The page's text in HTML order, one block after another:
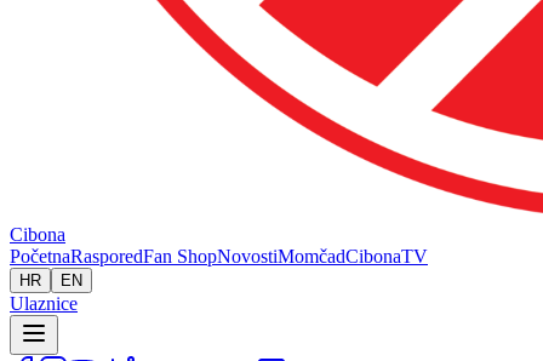
Cibona
PočetnaRasporedFan ShopNovostiMomčadCibonaTV
HR EN
Ulaznice